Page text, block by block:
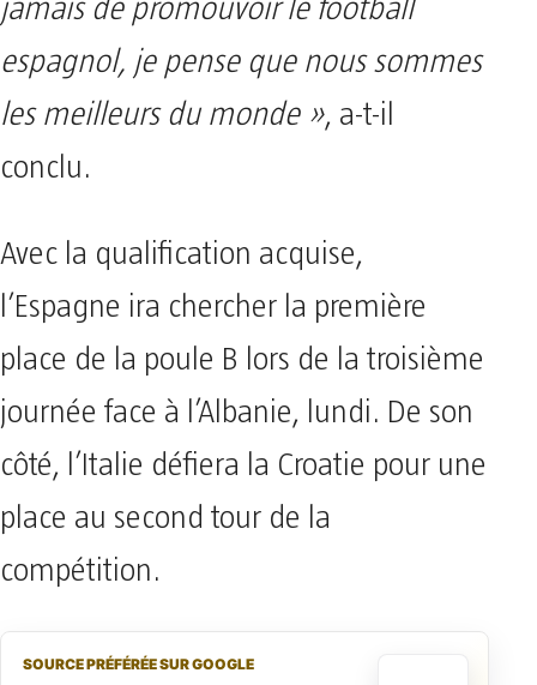
jamais de promouvoir le football
espagnol, je pense que nous sommes
les meilleurs du monde », a-t-il
conclu.
Avec la qualification acquise,
l’Espagne ira chercher la première
place de la poule B lors de la troisième
journée face à l’Albanie, lundi. De son
côté, l’Italie défiera la Croatie pour une
place au second tour de la
compétition.
SOURCE PRÉFÉRÉE SUR GOOGLE